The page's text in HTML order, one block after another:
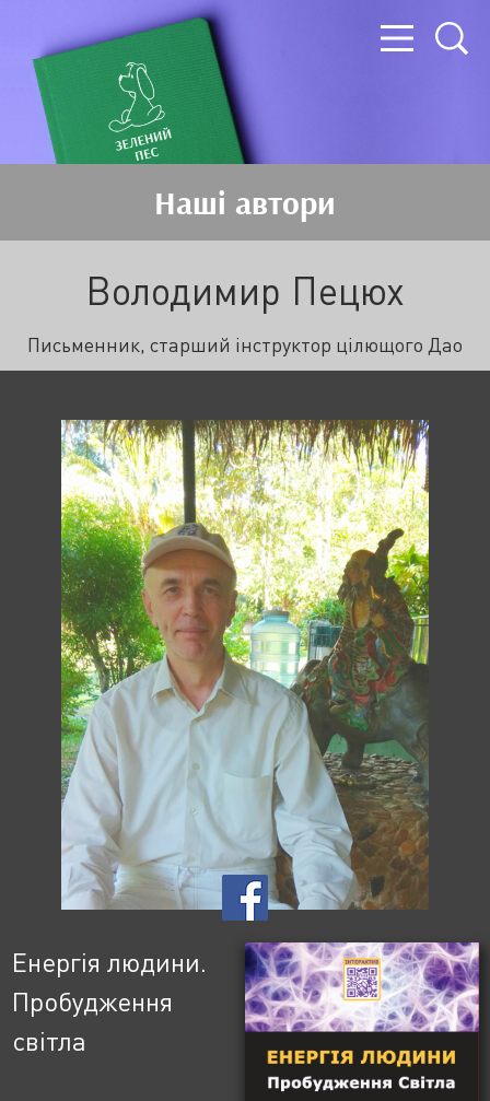
Наші автори
Володимир Пецюх
Письменник, старший інструктор цілющого Дао
Енергія людини.
Пробудження
світла